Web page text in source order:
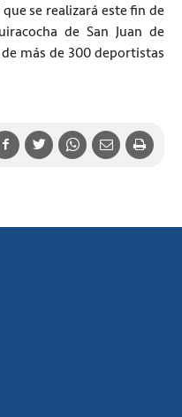
se realizará este fin de
de San Juan de
más de 300 deportistas